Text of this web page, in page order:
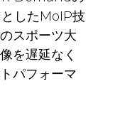
としたMoIP技
スポーツ大
を遅延なく
パフォーマ